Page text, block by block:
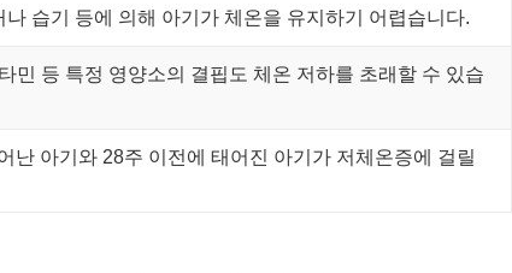
나 습기 등에 의해 아기가 체온을 유지하기 어렵습니다.
민 등 특정 영양소의 결핍도 체온 저하를 초래할 수 있습
난 아기와 28주 이전에 태어진 아기가 저체온증에 걸릴